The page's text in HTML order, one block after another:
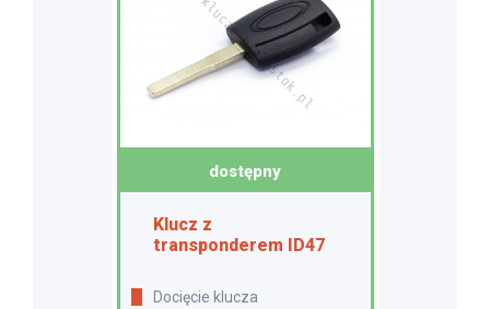
dostępny
Klucz z
transponderem ID47
docięcie klucza